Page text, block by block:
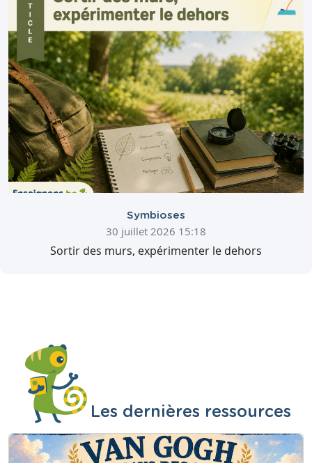
Symbioses
30 juillet 2026 15:18
Sortir des murs, expérimenter le dehors
Les dernières ressources